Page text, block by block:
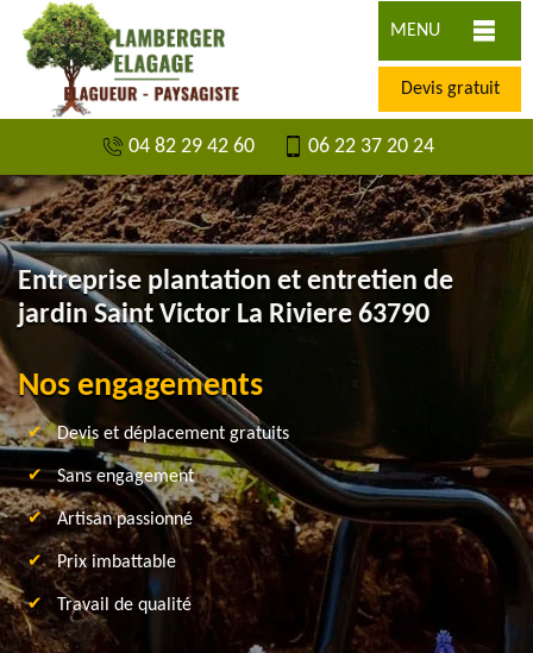
MENU
Devis gratuit
04 82 29 42 60 06 22 37 20 24
Entreprise plantation et entretien de
jardin Saint Victor La Riviere 63790
Nos engagements
Devis et déplacement gratuits
Sans engagement
Artisan passionné
Prix imbattable
Travail de qualité